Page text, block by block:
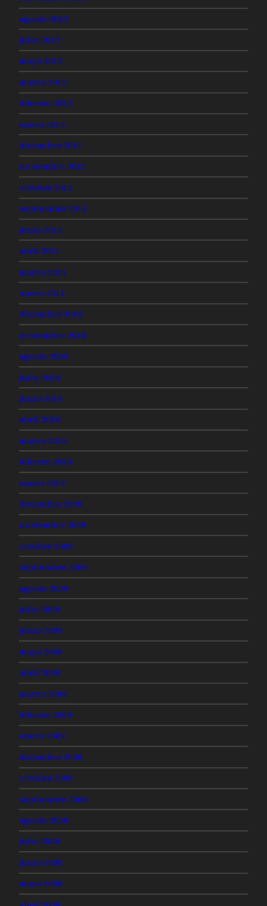
agosto 2012
julio 2012
mayo 2012
marzo 2012
febrero 2012
enero 2012
diciembre 2011
noviembre 2011
octubre 2011
septiembre 2011
junio 2011
abril 2011
marzo 2011
enero 2011
diciembre 2010
noviembre 2010
agosto 2010
julio 2010
junio 2010
abril 2010
marzo 2010
febrero 2010
enero 2010
diciembre 2009
noviembre 2009
octubre 2009
septiembre 2009
agosto 2009
julio 2009
junio 2009
mayo 2009
abril 2009
marzo 2009
febrero 2009
enero 2009
diciembre 2008
octubre 2008
septiembre 2008
agosto 2008
julio 2008
junio 2008
mayo 2008